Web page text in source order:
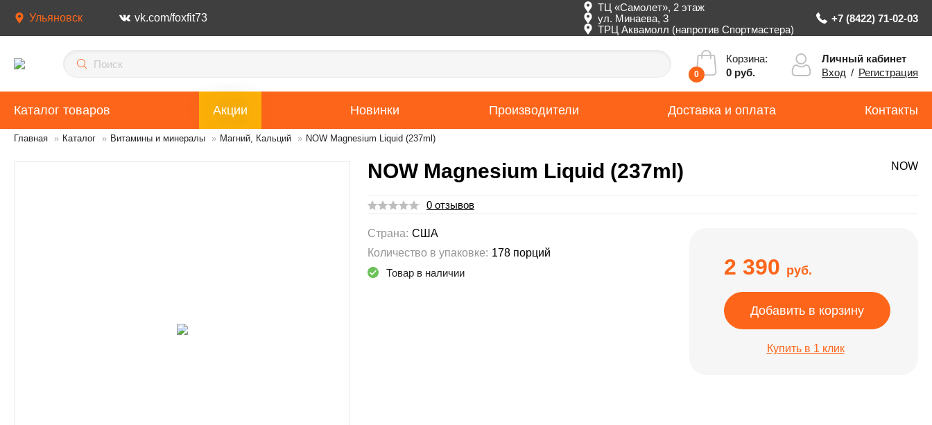
Ульяновск vk.com/foxfit73
ТЦ «Самолет», 2 этаж
ул. Минаева, 3
ТРЦ Аквамолл (напротив Спортмастера)
+7 (8422) 71-02-03
0
Корзина:
0 руб.
Личный кабинет
Вход / Регистрация
Каталог товаров Акции Новинки Производители Доставка и оплата Контакты
Главная » Каталог » Витамины и минералы » Магний, Кальций » NOW Magnesium Liquid (237ml)
NOW Magnesium Liquid (237ml) NOW
0 отзывов
Страна: США
Количество в упаковке: 178 порций
Товар в наличии
2 390 руб.
Добавить в корзину
Купить в 1 клик